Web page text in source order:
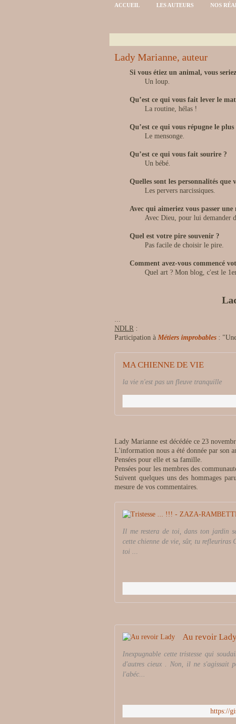
ACCUEIL LES AUTEURS NOS
Lady Marianne, auteur
Si vous étiez un animal, vous
Un loup.
Qu’est ce qui vous fait lever le
La routine, hélas !
Qu’est ce qui vous répugne le plus
Le mensonge.
Qu’est ce qui vous fait sourire ?
Un bébé.
Quelles sont les personnalités que
Les pervers narcissiques.
Avec qui aimeriez vous passer une
Avec Dieu, pour lui demander
Quel est votre pire souvenir ?
Pas facile de choisir le pire.
Comment avez-vous commencé
Quel art ? Mon blog, c'est le
...
NDLR :
Participation à Métiers improbables :
MA CHIENNE DE VIE
la vie n'est pas un fleuve tranquille
Lady Marianne est décédée ce 23
L'information nous a été donnée par son
Pensées pour elle et sa famille.
Pensées pour les membres des
Suivent quelques uns des hommages
mesure de vos commentaires.
Il me restera de toi, dans ton jardin
cette chienne de vie, sûr, tu
toi ...
Au revoir
Inexpugnable cette tristesse qui
d'autres cieux . Non, il ne s'agissait
l'abéc...
https://